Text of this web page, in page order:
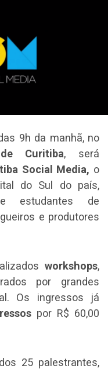
9h da manhã, no
Curitiba, será
Social Media, o
do Sul do país,
estudantes de
e produtores
workshops,
por grandes
Os ingressos já
por R$ 60,00
25 palestrantes,